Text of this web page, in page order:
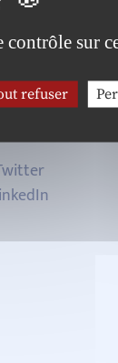
sur
refuser